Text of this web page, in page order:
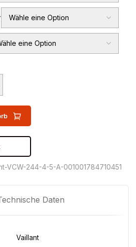
VCW-244-4-5-A-001001784710451
Daten
Vaillant